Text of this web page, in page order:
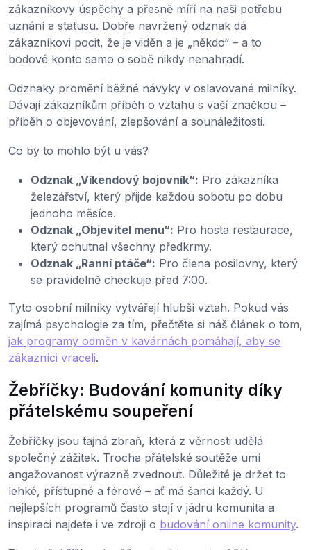
zákazníkovy úspěchy a přesně míří na naši potřebu
uznání a statusu. Dobře navržený odznak dá
zákazníkovi pocit, že je viděn a je „někdo“ – a to
bodové konto samo o sobě nikdy nenahradí.
Odznaky promění běžné návyky v oslavované milníky.
Dávají zákazníkům příběh o vztahu s vaší značkou –
příběh o objevování, zlepšování a sounáležitosti.
Co by to mohlo být u vás?
Odznak „Víkendový bojovník“: Pro zákazníka
železářství, který přijde každou sobotu po dobu
jednoho měsíce.
Odznak „Objevitel menu“: Pro hosta restaurace,
který ochutnal všechny předkrmy.
Odznak „Ranní ptáče“: Pro člena posilovny, který
se pravidelně checkuje před 7:00.
Tyto osobní milníky vytvářejí hlubší vztah. Pokud vás
zajímá psychologie za tím, přečtěte si náš článek o tom,
jak programy odměn v kavárnách pomáhají, aby se
zákazníci vraceli.
Žebříčky: Budování komunity díky
přátelskému soupeření
Žebříčky jsou tajná zbraň, která z věrnosti udělá
společný zážitek. Trocha přátelské soutěže umí
angažovanost výrazně zvednout. Důležité je držet to
lehké, přístupné a férové – ať má šanci každý. U
nejlepších programů často stojí v jádru komunita a
inspiraci najdete i ve zdroji o budování online komunity.